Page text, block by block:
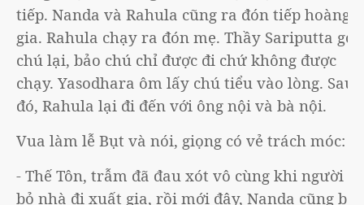
tiếp. Nanda và Rahula cũng ra đón tiếp hoàng
gia. Rahula chạy ra đón mẹ. Thầy Sariputta gọi
chú lại, bảo chú chỉ được đi chứ không được
chạy. Yasodhara ôm lấy chú tiểu vào lòng. Sau
đó, Rahula lại đi đến với ông nội và bà nội.
Vua làm lễ Bụt và nói, giọng có vẻ trách móc:
- Thế Tôn, trẫm đã đau xót vô cùng khi người
bỏ nhà đi xuất gia, rồi mới đây, Nanda cũng bỏ